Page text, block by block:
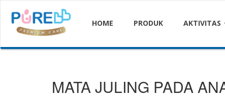
HOME PRODUK AKTIVITAS
MATA JULING PADA